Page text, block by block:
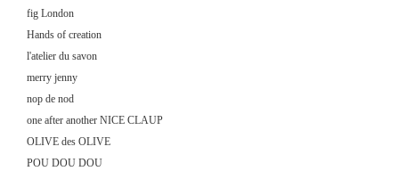
fig London
Hands of creation
l'atelier du savon
merry jenny
nop de nod
one after another NICE CLAUP
OLIVE des OLIVE
POU DOU DOU